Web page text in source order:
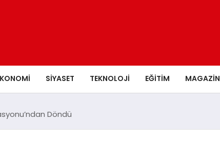
SIYASET TEKNOLOJI EĞITIM MAGAZIN
Döndü